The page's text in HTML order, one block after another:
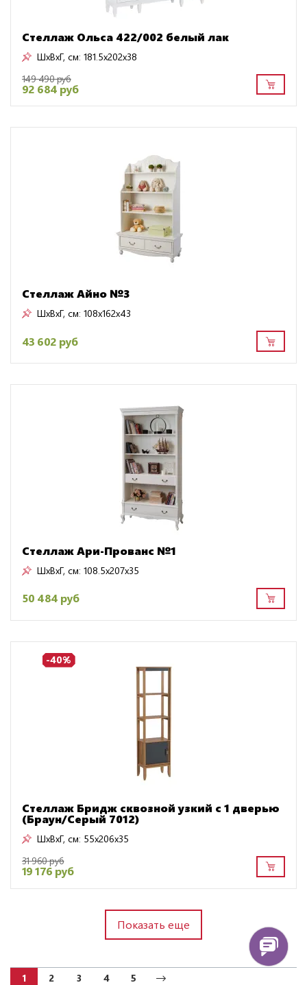
Стеллаж Ольса 422/002 белый лак
ШxВxГ, см: 181.5x202x38
149 490 руб
92 684 руб
Стеллаж Айно №3
ШxВxГ, см: 108x162x43
43 602 руб
Стеллаж Ари-Прованс №1
ШxВxГ, см: 108.5x207x35
50 484 руб
-40%
Стеллаж Бридж сквозной узкий с 1 дверью
(Браун/Серый 7012)
ШxВxГ, см: 55x206x35
31 960 руб
19 176 руб
Показать еще
1 2 3 4 5